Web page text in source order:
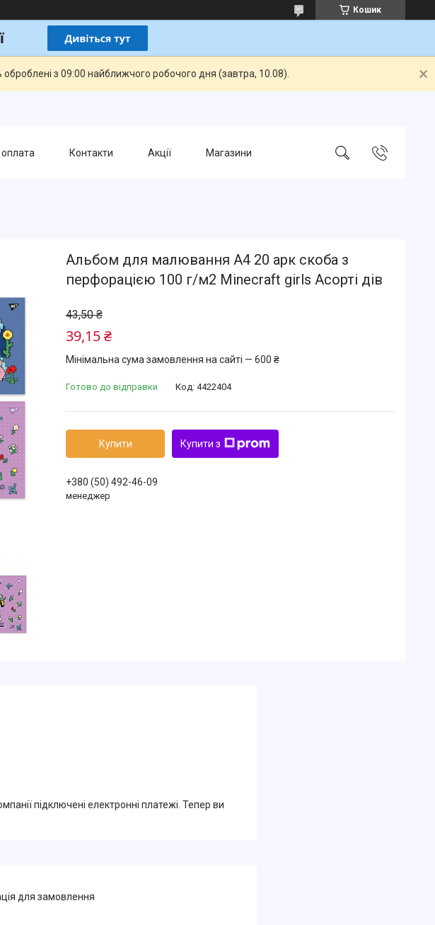
Кошик
з 09:00 найближчого робочого дня (завтра, 10.08).
Контакти Акції Магазини
Альбом для малювання А4 20 арк скоба з
перфорацією 100 г/м2 Minecraft girls Асорті дів
43,50 ₴
39,15 ₴
Мінімальна сума замовлення на сайті — 600 ₴
Готово до відправки Код: 4422404
Купити Купити з
+380 (50) 492-46-09
менеджер
підключені електронні платежі. Тепер ви
для замовлення